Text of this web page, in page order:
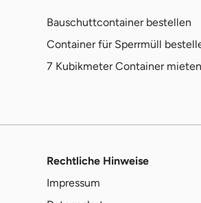
Bauschuttcontainer bestellen
Container für Sperrmüll
7 Kubikmeter Container mieten
Rechtliche Hinweise
Impressum